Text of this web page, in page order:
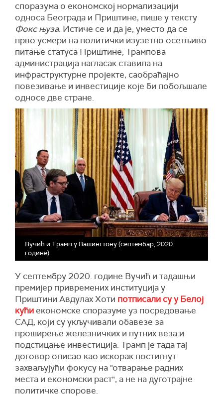
споразума о економској нормализацији
односа Београда и Приштине, пише у тексту
Фокс њуза. Истиче се и да је, уместо да се
прво усмери на политички изузетно осетљиво
питање статуса Приштине, Трампова
администрација нагласак ставила на
инфраструктурне пројекте, саобраћајно
повезивање и инвестиције које би побољшале
односе две стране.
Вучић и Трамп у Вашингтону (септембар, 2020.
године)
У септембру 2020. године Вучић и тадашњи
премијер привремених институција у
Приштини Авдулах Хоти потписали су у Белој
кући економске споразуме уз посредовање
САД, који су укључивали обавезе за
проширење железничких и путних веза и
подстицање инвестиција. Трамп је тада тај
договор описао као искорак постигнут
захваљујући фокусу на "отварање радних
места и економски раст", а не на дуготрајне
политичке спорове.